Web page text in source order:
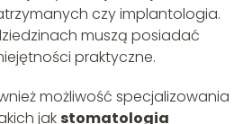
czy implantologia.
muszą posiadać
praktyczne.
możliwość specjalizowania
jakstomatologia